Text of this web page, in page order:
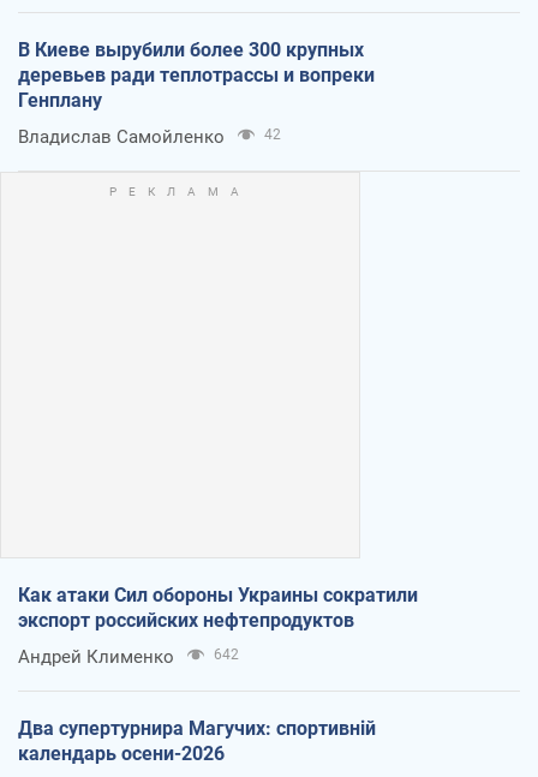
В Киеве вырубили более 300 крупных
деревьев ради теплотрассы и вопреки
Генплану
Владислав Самойленко 42
Как атаки Сил обороны Украины сократили
экспорт российских нефтепродуктов
Андрей Клименко 642
Два супертурнира Магучих: спортивній
календарь осени-2026